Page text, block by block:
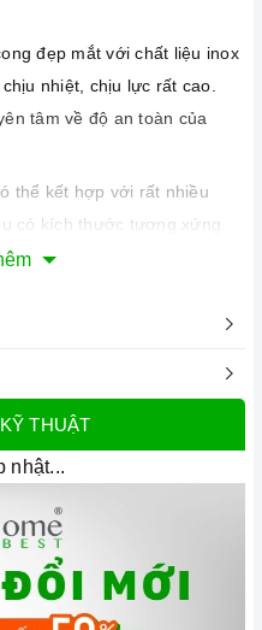
đẹp mắt với chất liệu inox
nhiệt, chịu lực rất cao.
tâm về độ an toàn của
thể kết hợp với rất nhiều
có kích thước tương xứng.
rộng rãi sẽ tăng thêm vẻ
THUẬT
nhật...